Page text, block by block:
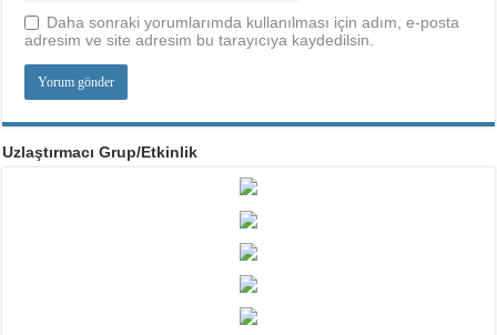
Daha sonraki yorumlarımda kullanılması için adım, e-posta
adresim ve site adresim bu tarayıcıya kaydedilsin.
Uzlaştırmacı Grup/Etkinlik